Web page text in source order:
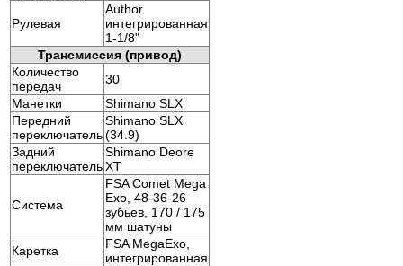
Рулевая
Author
интегрированная
1-1/8"
Трансмиссия (привод)
Количество
передач
30
Манетки
Shimano SLX
Передний
переключатель
Shimano SLX
(34.9)
Задний
переключатель
Shimano Deore
XT
Система
FSA Comet Mega
Exo, 48-36-26
зубьев, 170 / 175
мм шатуны
Каретка
FSA MegaExo,
интегрированная